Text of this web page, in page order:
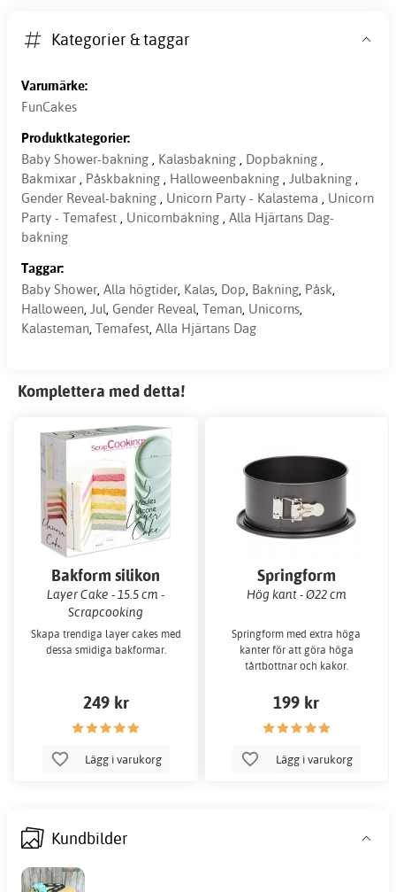
Kategorier & taggar
Varumärke:
FunCakes
Produktkategorier:
Baby Shower-bakning , Kalasbakning , Dopbakning ,
Bakmixar , Påskbakning , Halloweenbakning , Julbakning ,
Gender Reveal-bakning , Unicorn Party - Kalastema , Unicorn
Party - Temafest , Unicornbakning , Alla Hjärtans Dag-
bakning
Taggar:
Baby Shower, Alla högtider, Kalas, Dop, Bakning, Påsk,
Halloween, Jul, Gender Reveal, Teman, Unicorns,
Kalasteman, Temafest, Alla Hjärtans Dag
Komplettera med detta!
Bakform silikon
Layer Cake - 15.5 cm -
Scrapcooking
Skapa trendiga layer cakes med
dessa smidiga bakformar.
249 kr
Lägg i varukorg
Springform
Hög kant - Ø22 cm
Springform med extra höga
kanter för att göra höga
tårtbottnar och kakor.
199 kr
Lägg i varukorg
Kundbilder